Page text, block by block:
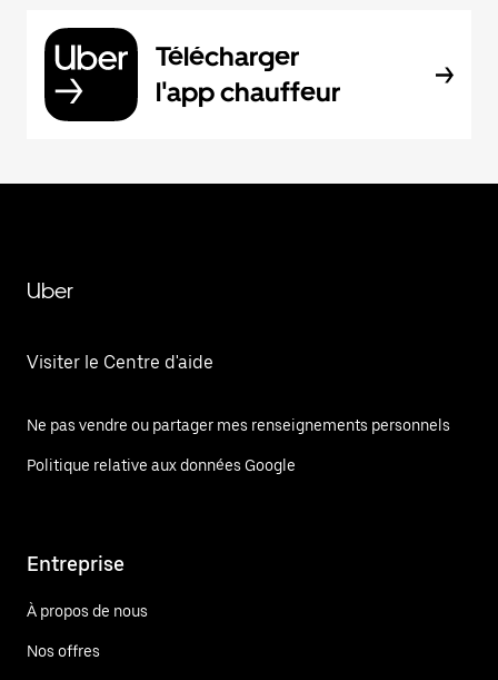
Télécharger
l'app chauffeur
Uber
Visiter le Centre d'aide
Ne pas vendre ou partager mes renseignements personnels
Politique relative aux données Google
Entreprise
À propos de nous
Nos offres